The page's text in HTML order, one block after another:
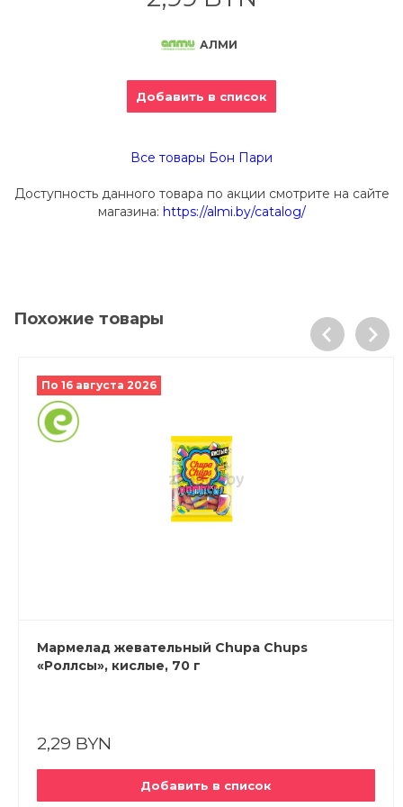
АЛМИ
Добавить в список
Все товары Бон Пари
Доступность данного товара по акции смотрите на сайте
магазина: https://almi.by/catalog/
Похожие товары
По 16 августа 2026
Мармелад жевательный Chupa Chups
«Роллсы», кислые, 70 г
2,29 BYN
Добавить в список